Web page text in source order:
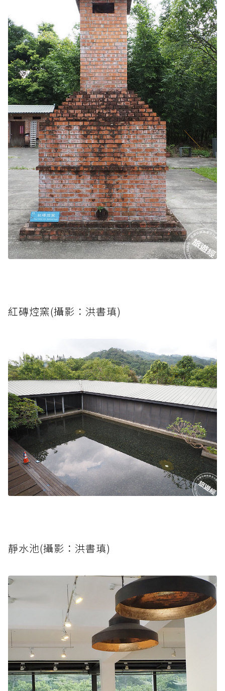
紅磚焢窯(攝影：洪書瑱)
靜水池(攝影：洪書瑱)